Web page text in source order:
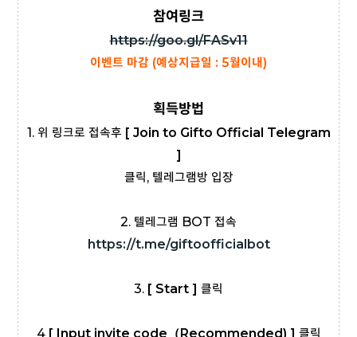
참여링크
https://goo.gl/FASv11
이벤트 마감 (예상지급일 : 5월이내)
획득방법
1. 위 링크로 접속후 [ Join to Gifto Official Telegram
]
클릭, 텔레그램방 입장
2. 텔레그램 BOT 접속
https://t.me/giftoofficialbot
3. [ Start ] 클릭
4 [ Input invite code（Recommended) ] 클릭